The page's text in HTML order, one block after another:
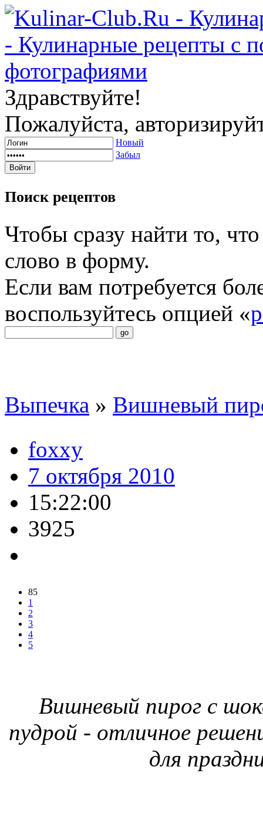
Здравствуйте!
Пожалуйста,
Новый
Забыл
Поиск рецептов
Чтобы сразу найти то,
слово в форму.
Если вам потребуется
воспользуйтесь опцией «
Выпечка » Вишневый
foxxy
7 октября 2010
15:22:00
3925
85
1
2
3
4
5
Вишневый пирог с
пудрой - отличное
для